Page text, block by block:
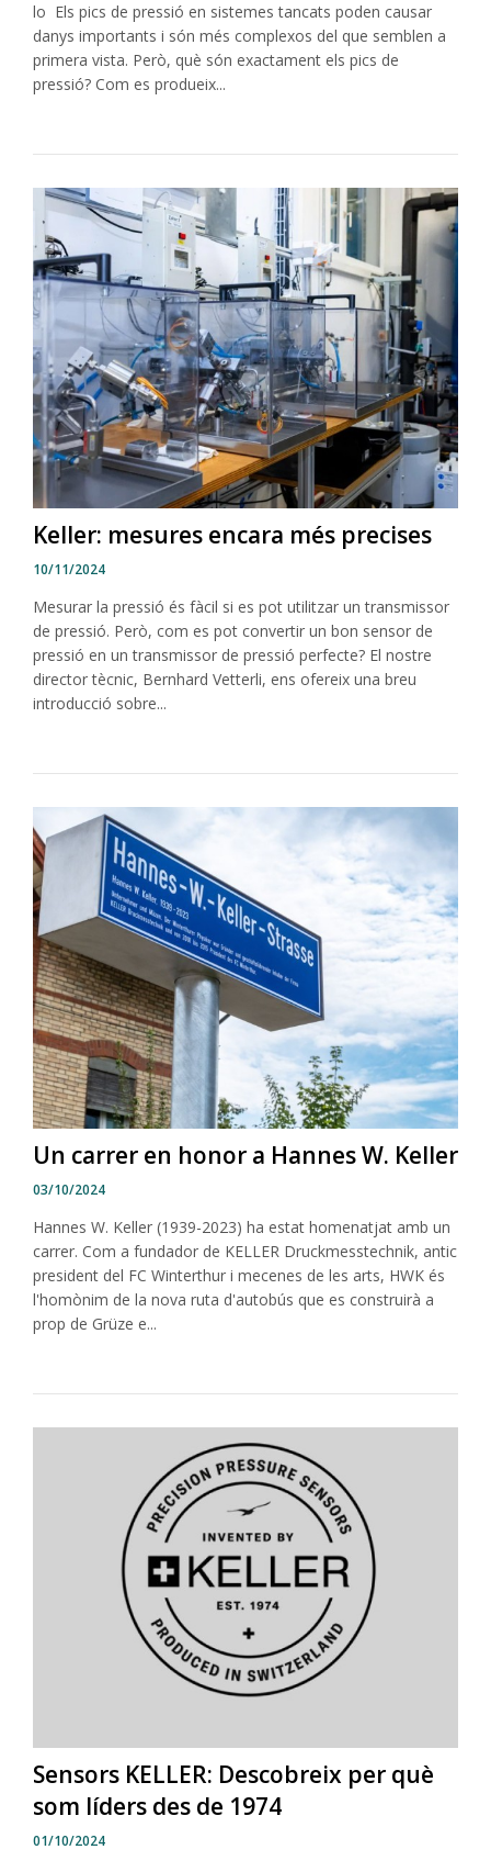
lo Els pics de pressió en sistemes tancats poden causar
danys importants i són més complexos del que semblen a
primera vista. Però, què són exactament els pics de
pressió? Com es produeix...
Keller: mesures encara més precises
10/11/2024
Mesurar la pressió és fàcil si es pot utilitzar un transmissor
de pressió. Però, com es pot convertir un bon sensor de
pressió en un transmissor de pressió perfecte? El nostre
director tècnic, Bernhard Vetterli, ens ofereix una breu
introducció sobre...
Un carrer en honor a Hannes W. Keller
03/10/2024
Hannes W. Keller (1939-2023) ha estat homenatjat amb un
carrer. Com a fundador de KELLER Druckmesstechnik, antic
president del FC Winterthur i mecenes de les arts, HWK és
l'homònim de la nova ruta d'autobús que es construirà a
prop de Grüze e...
Sensors KELLER: Descobreix per què
som líders des de 1974
01/10/2024